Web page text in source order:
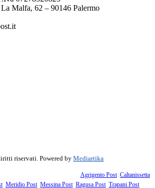
Malfa, 62 – 90146 Palermo
riservati. Powered by Mediartika
Agrigento Post, Caltanissetta
, Meridio Post, Messina Post, Ragusa Post, Trapani Post,